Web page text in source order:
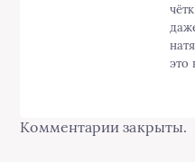
это
Комментарии закрыты.